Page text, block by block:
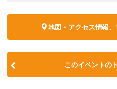
地図・アクセス情報
このイベントの